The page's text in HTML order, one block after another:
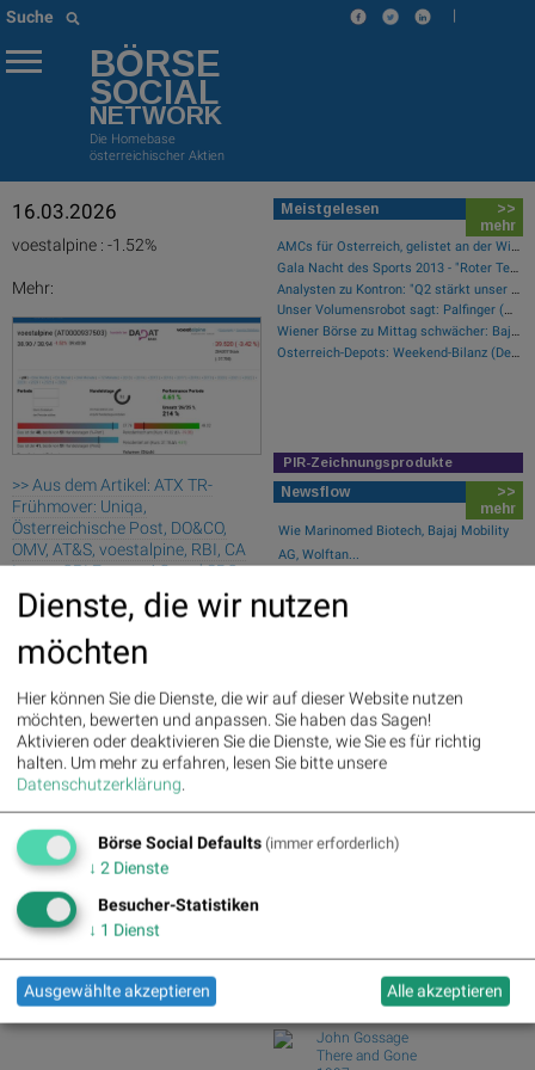
Suche |
BÖRSE
SOCIAL
NETWORK
Die Homebase
österreichischer Aktien
16.03.2026
voestalpine : -1.52%
Mehr:
>> Aus dem Artikel: ATX TR-
Frühmover: Uniqa,
Österreichische Post, DO&CO,
OMV, AT&S, voestalpine, RBI, CA
Immo, CPI Europe AG und SBO
Palfinger : 1.32%
» Details
CA Immo : 0.21%
DO&CO : 0.00%» Details
Erste Group : -1.19%» Details
Bawag : -1.34%» Details
Strabag : -1.56% » Details
AT&S : -2.23%» Details
Details
Meistgelesen
>>
mehr
AMCs für Österreich, gelistet an der Wiener Börse
Gala Nacht des Sports 2013 - "Roter Teppich"
Analysten zu Kontron: "Q2 stärkt unser Vertrauen in die verbesserte operative Qualität"
Unser Volumensrobot sagt: Palfinger (#gabb Radar)
Wiener Börse zu Mittag schwächer: Bajaj Mobility, FACC und Agrana gesucht
Österreich-Depots: Weekend-Bilanz (Depot Kommentar)
PIR-Zeichnungsprodukte
Newsflow
>>
mehr
Wie Marinomed Biotech, Bajaj Mobility
AG, Wolftan...
Wienerberger, Pal...
(Depot Kommentar)
Börsegeschichte 7.8.: Extremes zu
Palfinger (Börs...
Nachlese: 10 Vokabel, um Asta besser
Börse Social Club Board
John Gossage
There and Gone
Dienste, die wir nutzen
möchten
Hier können Sie die Dienste, die wir auf dieser Website nutzen
möchten, bewerten und anpassen. Sie haben das Sagen!
Aktivieren oder deaktivieren Sie die Dienste, wie Sie es für richtig
halten. Um mehr zu erfahren, lesen Sie bitte unsere
Datenschutzerklärung.
Börse Social Defaults (immer erforderlich)
↓ 2 Dienste
Besucher-Statistiken
↓ 1 Dienst
Ausgewählte akzeptieren Alle akzeptieren